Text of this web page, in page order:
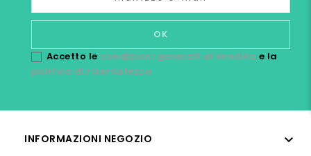
Accetto le condizioni generali di vendita e la
politica di riservatezza
INFORMAZIONI NEGOZIO 